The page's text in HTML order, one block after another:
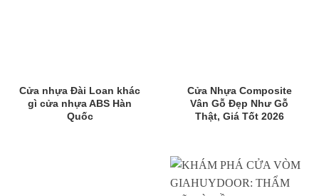
Cửa nhựa Đài Loan khác
gì cửa nhựa ABS Hàn
Quốc
Cửa Nhựa Composite
Vân Gỗ Đẹp Như Gỗ
Thật, Giá Tốt 2026